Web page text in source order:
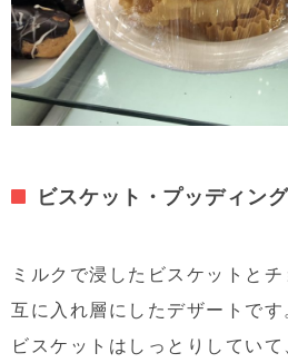
ビスケット・プッディ
ミルクで浸したビスケットと
互に入れ層にしたデザートです
ビスケットはしっとりしてい